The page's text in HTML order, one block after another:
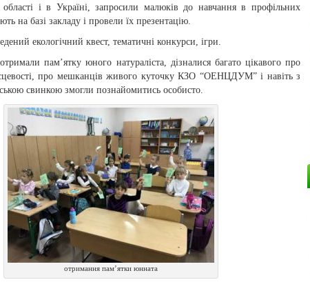
і в Україні, запросили малюків до навчання в профільних
на базі закладу і провели їх презентацію.
екологічний квест, тематичні конкурси, ігри.
пам’ятку юного натураліста, дізналися багато цікавого про
про мешканців живого куточку КЗО “ОЕНЦДУМ” і навіть з
свинкою змогли познайомитись особисто.
отримання пам’ятки юнната